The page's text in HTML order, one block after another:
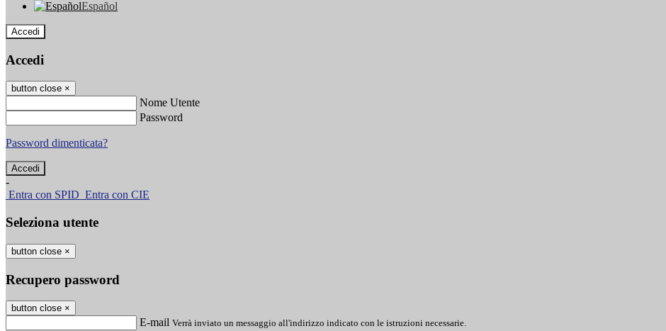
Español
Accedi
Accedi
button close ×
Nome Utente
Password
Password dimenticata?
-
Entra con SPID Entra con CIE
Seleziona utente
button close ×
Recupero password
button close ×
E-mail Verrà inviato un messaggio all'indirizzo indicato con le istruzioni necessarie.